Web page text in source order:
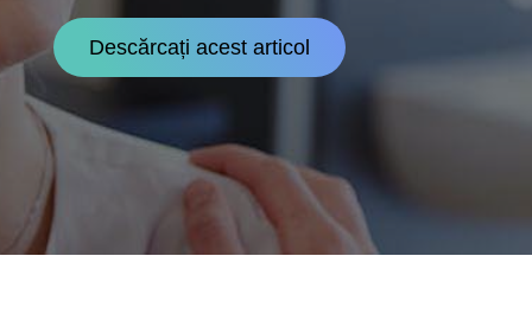
Descărcați acest articol